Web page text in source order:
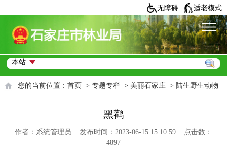
无障碍 适老模式
您的当前位置： 首页 > 专题专栏 > 美丽石家庄 > 陆生野生动物
黑鹳
作者：系统管理员 发布时间：2023-06-15 15:10:59 点击数：
4897